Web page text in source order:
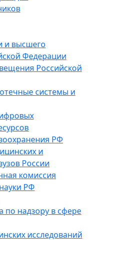
и высшего
Федерации
Российской
системы и
РФ
и
России
комиссия
РФ
по надзору в сфере
исследований